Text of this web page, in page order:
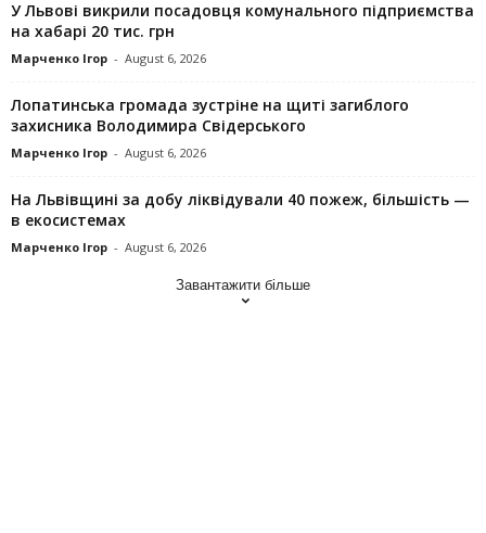
У Львові викрили посадовця комунального підприємства
на хабарі 20 тис. грн
Марченко Ігор - August 6, 2026
Лопатинська громада зустріне на щиті загиблого
захисника Володимира Свідерського
Марченко Ігор - August 6, 2026
На Львівщині за добу ліквідували 40 пожеж, більшість —
в екосистемах
Марченко Ігор - August 6, 2026
Завантажити більше